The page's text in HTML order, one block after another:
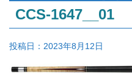
CCS-1647__01
投稿日： 2023年8月12日